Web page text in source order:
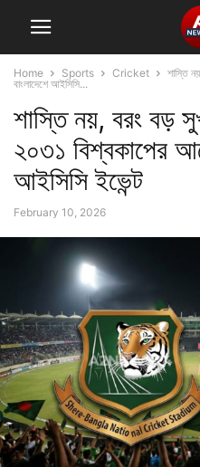
Home Sports Cricket
শাস্তি
বাংলাদেশে আইসিসি...
শাস্তি নয়, বরং বড়
২০৩১ বিশ্বকাপের
আইসিসি ইভেন্ট
February 10, 2026